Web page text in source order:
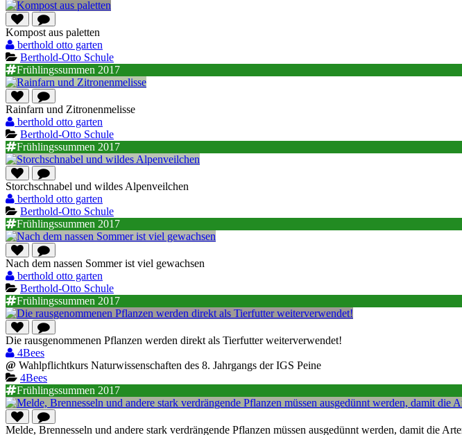
Kompost aus paletten
berthold otto garten
Berthold-Otto Schule
Frühlingssummen 2017
Rainfarn und Zitronenmelisse
berthold otto garten
Berthold-Otto Schule
Frühlingssummen 2017
Storchschnabel und wildes Alpenveilchen
berthold otto garten
Berthold-Otto Schule
Frühlingssummen 2017
Nach dem nassen Sommer ist viel gewachsen
berthold otto garten
Berthold-Otto Schule
Frühlingssummen 2017
Die rausgenommenen Pflanzen werden direkt als Tierfutter weiterverwendet!
4Bees
@ Wahlpflichtkurs Naturwissenschaften des 8. Jahrgangs der IGS Peine
4Bees
Frühlingssummen 2017
Melde, Brennesseln und andere stark verdrängende Pflanzen müssen ausgedünnt werden, damit die